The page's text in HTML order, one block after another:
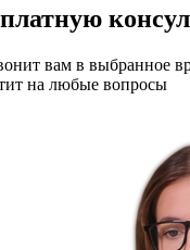
вам в выбранное
на любые вопросы